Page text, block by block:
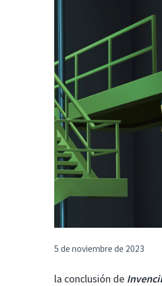
5 de noviembre de 2023
la conclusión de